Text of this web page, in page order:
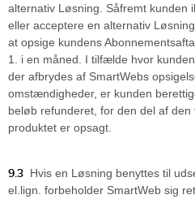
alternativ Løsning. Såfremt kunden
eller acceptere en alternativ
at opsige kundens
1. i en måned. I tilfælde hvor
der afbrydes af SmartWebs
omstændigheder, er kunden
beløb refunderet, for den del af
produktet er opsagt.
9.3 Hvis en Løsning benyttes til
el.lign. forbeholder SmartWeb sig